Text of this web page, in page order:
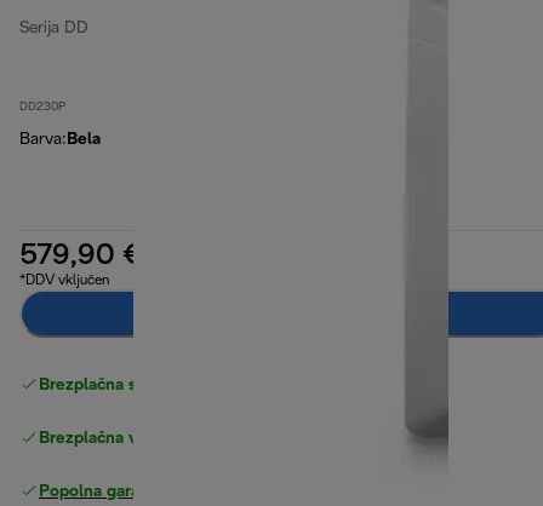
Serija DD
DD230P
Barva: Bela
579,90 €
*DDV vključen
Brezplačna standardna dostava
Brezplačna vračila
Popolna garancija proizvajalca